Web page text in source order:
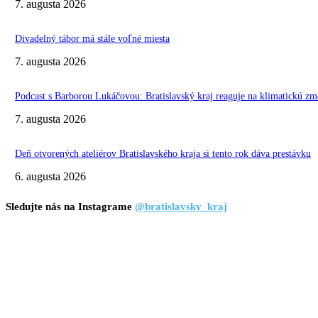
7. augusta 2026
Divadelný tábor má stále voľné miesta
7. augusta 2026
Podcast s Barborou Lukáčovou: Bratislavský kraj reaguje na klimatickú
7. augusta 2026
Deň otvorených ateliérov Bratislavského kraja si tento rok dáva prestávku
6. augusta 2026
Sledujte nás na Instagrame @bratislavsky_kraj